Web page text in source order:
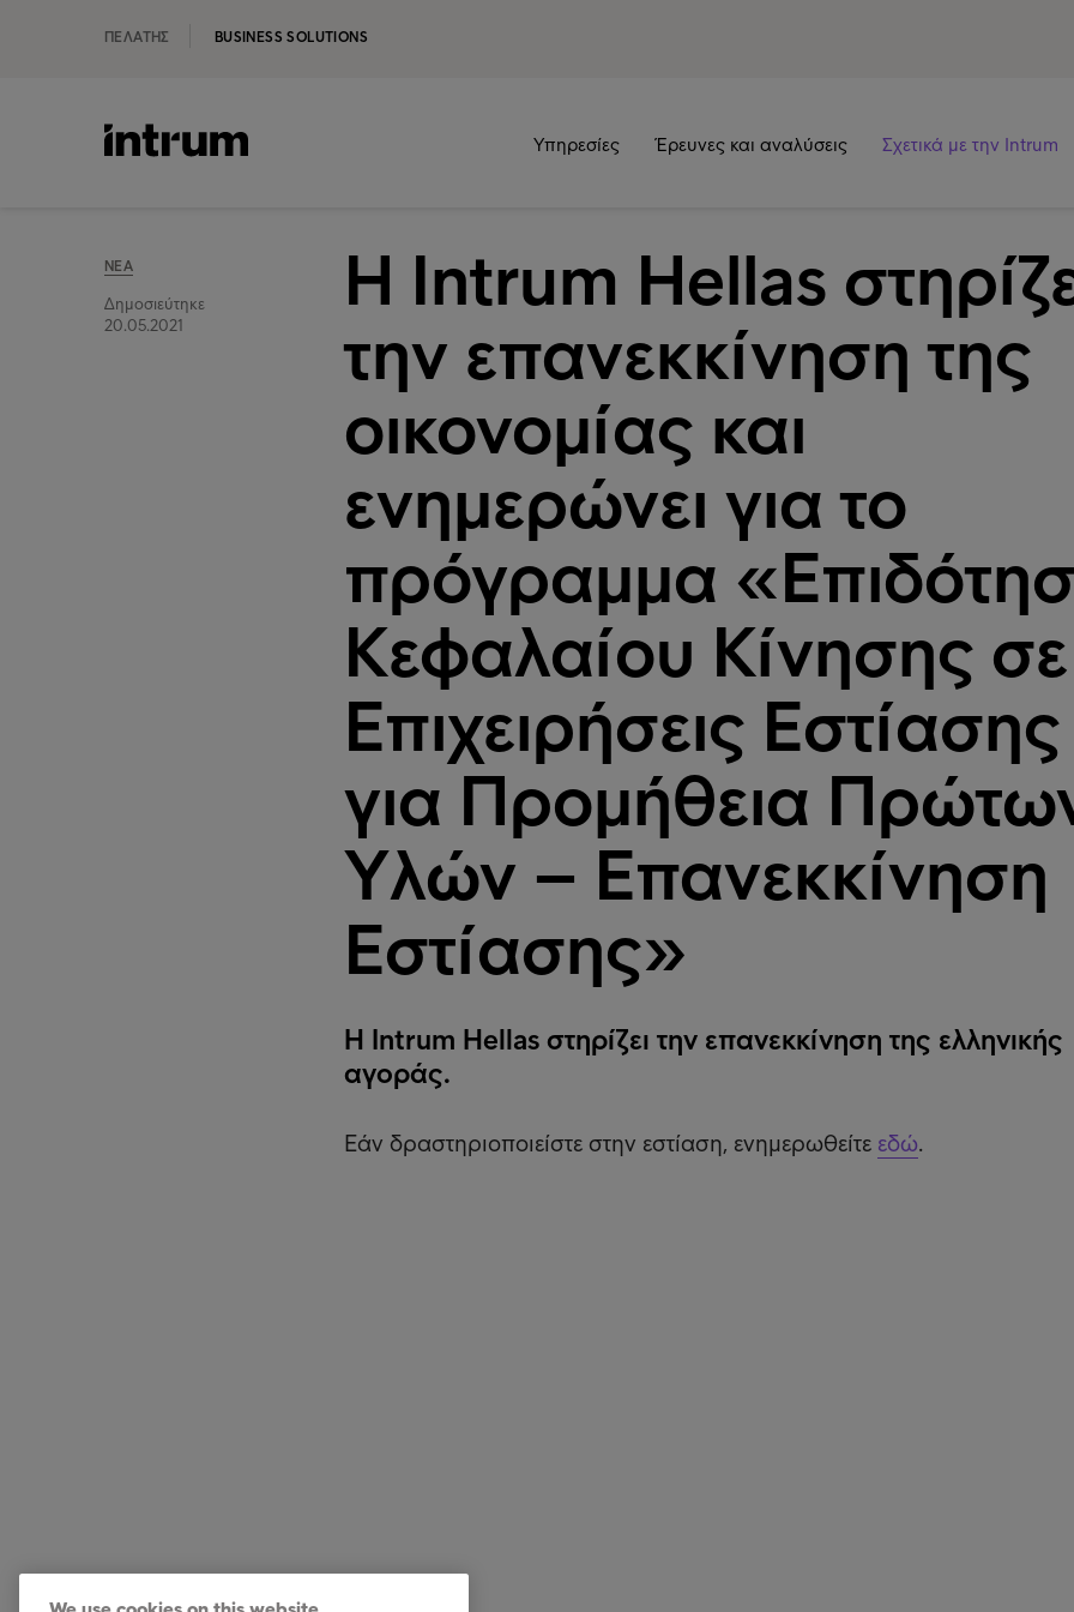
ΠΕΛΆΤΗΣ BUSINESS SOLUTIONS
Υπηρεσίες Έρευνες και αναλύσεις Σχετικά με την Intrum
ΝΈΑ
Δημοσιεύτηκε
20.05.2021
Η Intrum Hellas
την επανεκκίνηση της
οικονομίας και
ενημερώνει για το
πρόγραμμα
Κεφαλαίου Κίνησης σε
Επιχειρήσεις Εστίασης
για Προμήθεια
Υλών – Επανεκκίνηση
Εστίασης»
Η Intrum Hellas στηρίζει την επανεκκίνηση της ελληνικής
αγοράς.
Εάν δραστηριοποιείστε στην εστίαση, ενημερωθείτε εδώ.
Υπηρεσίες